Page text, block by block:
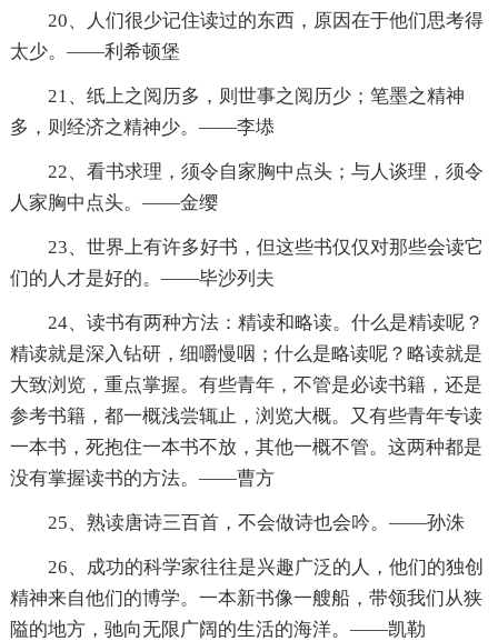
20、人们很少记住读过的东西，原因在于他们思考得
太少。——利希顿堡
21、纸上之阅历多，则世事之阅历少；笔墨之精神
多，则经济之精神少。——李塨
22、看书求理，须令自家胸中点头；与人谈理，须令
人家胸中点头。——金缨
23、世界上有许多好书，但这些书仅仅对那些会读它
们的人才是好的。——毕沙列夫
24、读书有两种方法：精读和略读。什么是精读呢？
精读就是深入钻研，细嚼慢咽；什么是略读呢？略读就是
大致浏览，重点掌握。有些青年，不管是必读书籍，还是
参考书籍，都一概浅尝辄止，浏览大概。又有些青年专读
一本书，死抱住一本书不放，其他一概不管。这两种都是
没有掌握读书的方法。——曹方
25、熟读唐诗三百首，不会做诗也会吟。——孙洙
26、成功的科学家往往是兴趣广泛的人，他们的独创
精神来自他们的博学。一本新书像一艘船，带领我们从狭
隘的地方，驰向无限广阔的生活的海洋。——凯勒